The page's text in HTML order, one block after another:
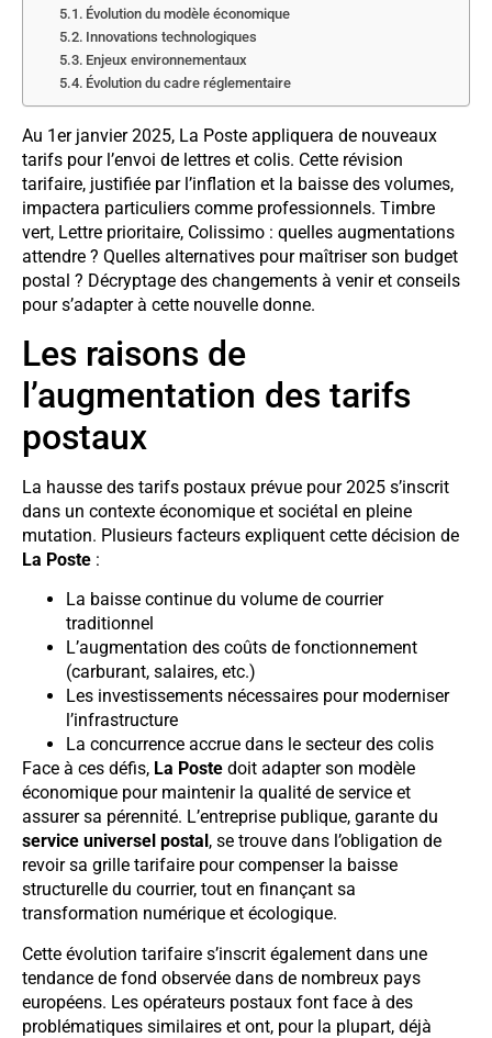
Évolution du modèle économique
Innovations technologiques
Enjeux environnementaux
Évolution du cadre réglementaire
Au 1er janvier 2025, La Poste appliquera de nouveaux
tarifs pour l’envoi de lettres et colis. Cette révision
tarifaire, justifiée par l’inflation et la baisse des volumes,
impactera particuliers comme professionnels. Timbre
vert, Lettre prioritaire, Colissimo : quelles augmentations
attendre ? Quelles alternatives pour maîtriser son budget
postal ? Décryptage des changements à venir et conseils
pour s’adapter à cette nouvelle donne.
Les raisons de
l’augmentation des tarifs
postaux
La hausse des tarifs postaux prévue pour 2025 s’inscrit
dans un contexte économique et sociétal en pleine
mutation. Plusieurs facteurs expliquent cette décision de
La Poste :
La baisse continue du volume de courrier
traditionnel
L’augmentation des coûts de fonctionnement
(carburant, salaires, etc.)
Les investissements nécessaires pour moderniser
l’infrastructure
La concurrence accrue dans le secteur des colis
Face à ces défis, La Poste doit adapter son modèle
économique pour maintenir la qualité de service et
assurer sa pérennité. L’entreprise publique, garante du
service universel postal , se trouve dans l’obligation de
revoir sa grille tarifaire pour compenser la baisse
structurelle du courrier, tout en finançant sa
transformation numérique et écologique.
Cette évolution tarifaire s’inscrit également dans une
tendance de fond observée dans de nombreux pays
européens. Les opérateurs postaux font face à des
problématiques similaires et ont, pour la plupart, déjà